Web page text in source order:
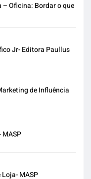
– Oficina: Bordar o que
Jr- Editora Paullus
de Influência
MASP